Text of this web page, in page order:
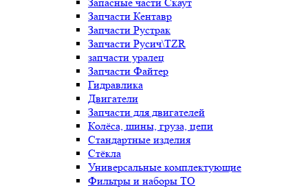
Запчасти Кентавр
Запчасти Рустрак
Запчасти Русич\TZR
запчасти уралец
Запчасти Файтер
Гидравлика
Двигатели
Запчасти для двигателей
Колёса, шины, груза, цепи
Стандартные изделия
Стёкла
Универсальные комплектующие
Фильтры и наборы ТО